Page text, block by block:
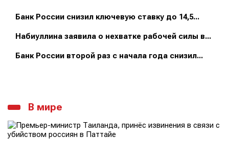
Банк России снизил ключевую ставку до 14,5...
Набиуллина заявила о нехватке рабочей силы в...
Банк России второй раз с начала года снизил...
В мире